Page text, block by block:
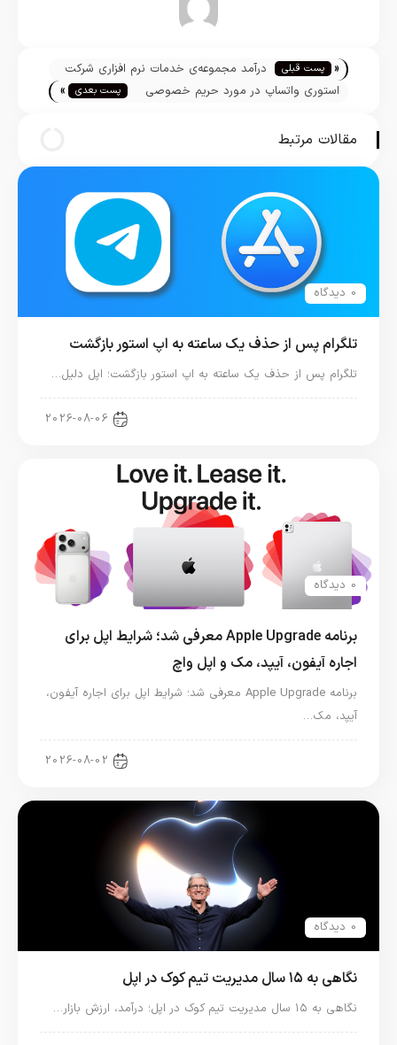
تیم تحریریه « پست قبلی
درآمد مجموعه‌ی خدمات نرم افزاری شرکت
اپل به ۱۵.۸ میلیارد دلار رسید
استوری واتساپ در مورد حریم خصوصی
پست بعدی »
مقالات مرتبط
0 دیدگاه
تلگرام پس از حذف یک ساعته به اپ استور بازگشت
تلگرام پس از حذف یک ساعته به اپ استور بازگشت؛ اپل دلیل…
2026-08-06
0 دیدگاه
برنامه Apple Upgrade معرفی شد؛ شرایط اپل برای
اجاره آیفون، آیپد، مک و اپل واچ
برنامه Apple Upgrade معرفی شد؛ شرایط اپل برای اجاره آیفون،
آیپد، مک…
2026-08-02
0 دیدگاه
نگاهی به ۱۵ سال مدیریت تیم کوک در اپل
نگاهی به ۱۵ سال مدیریت تیم کوک در اپل؛ درآمد، ارزش بازار…